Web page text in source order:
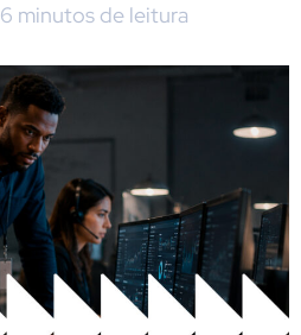
6 minutos de leitura